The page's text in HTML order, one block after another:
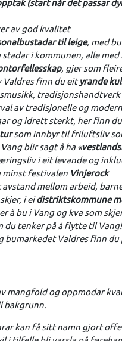
(start når det passar
av god kvalitet
til leige, med
i kommunen, alle
, gjer som
Valdres finn du eityrande
av tradisjonelle og
og idrett sterkt, her finn
som innbyr til friluftsliv
blir sagt å ha «
i eit levande og
festivalen Vinjerock
mellom arbeid,
i eidistriktskommune
å bu i Vang og kva som
du tenker på å flytte til Vang!
bumarkedet Valdres finn du
mangfold og oppmodar
bakgrunn.
kan få sitt namn gjort